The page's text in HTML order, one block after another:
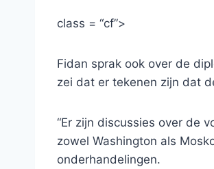
class = “cf”>
Fidan sprak ook over de
zei dat er tekenen zijn dat
“Er zijn discussies over de
zowel Washington als
onderhandelingen.